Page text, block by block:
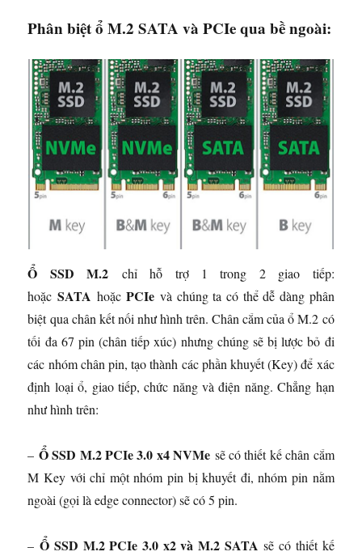
Phân biệt ổ M.2 SATA và PCIe qua bề ngoài:
Ổ SSD M.2 chỉ hỗ trợ 1 trong 2 giao tiếp:
hoặcSATA hoặcPCIe và chúng ta có thể dễ dàng phân
biệt qua chân kết nối như hình trên. Chân cắm của ổ M.2 có
tối đa 67 pin (chân tiếp xúc) nhưng chúng sẽ bị lược bỏ đi
các nhóm chân pin, tạo thành các phần khuyết (Key) để xác
định loại ổ, giao tiếp, chức năng và điện năng. Chẳng hạn
như hình trên:
– Ổ SSD M.2 PCIe 3.0 x4 NVMe sẽ có thiết kế chân cắm
M Key với chỉ một nhóm pin bị khuyết đi, nhóm pin nằm
ngoài (gọi là edge connector) sẽ có 5 pin.
–Ổ SSD M.2 PCIe 3.0 x2 và M.2 SATA sẽ có thiết kế